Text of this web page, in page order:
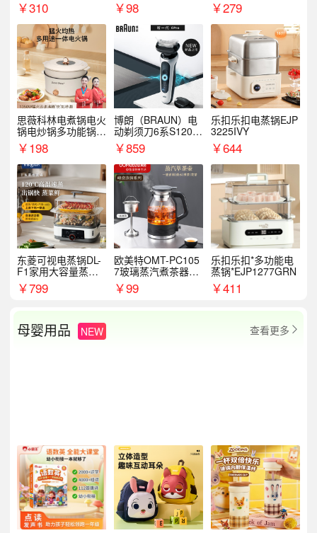
￥310 ￥98 ￥279
思薇科林电煮锅电火
锅电炒锅多功能锅电
热锅泡面小电锅
￥198
博朗（BRAUN）电
动剃须刀6系S1200
S￥859
乐扣乐扣电蒸锅EJP
3225IVY
￥644
东菱可视电蒸锅DL-
F1家用大容量蒸炖
锅
￥799
欧美特OMT-PC105
7玻璃蒸汽煮茶器黑
茶泡茶具茶壶花茶壶
￥99
乐扣乐扣*多功能电
蒸锅*EJP1277GRN
￥411
母婴用品 NEW 查看更多 